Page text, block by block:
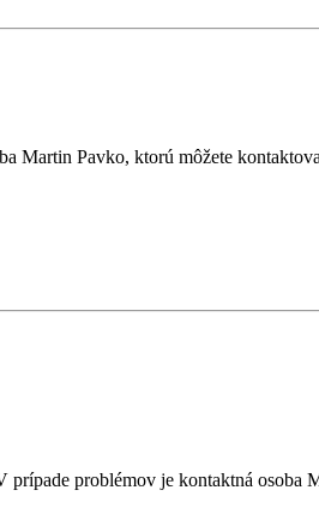
Martin Pavko, ktorú môžete
problémov je kontaktná